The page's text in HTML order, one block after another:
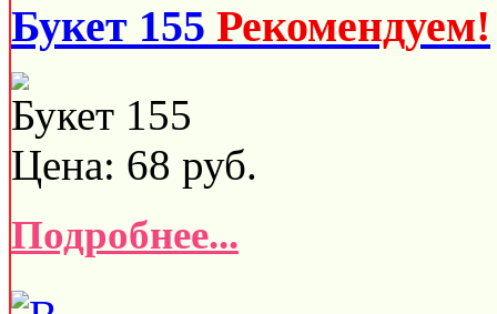
Букет 155 Рекомендуем!
Букет 155
Цена: 68 руб.
Подробнее...